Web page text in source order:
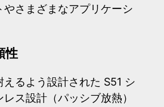
やさまざまなアプリケーシ
性
るよう設計された S51 シ
ス設計（パッシブ放熱）